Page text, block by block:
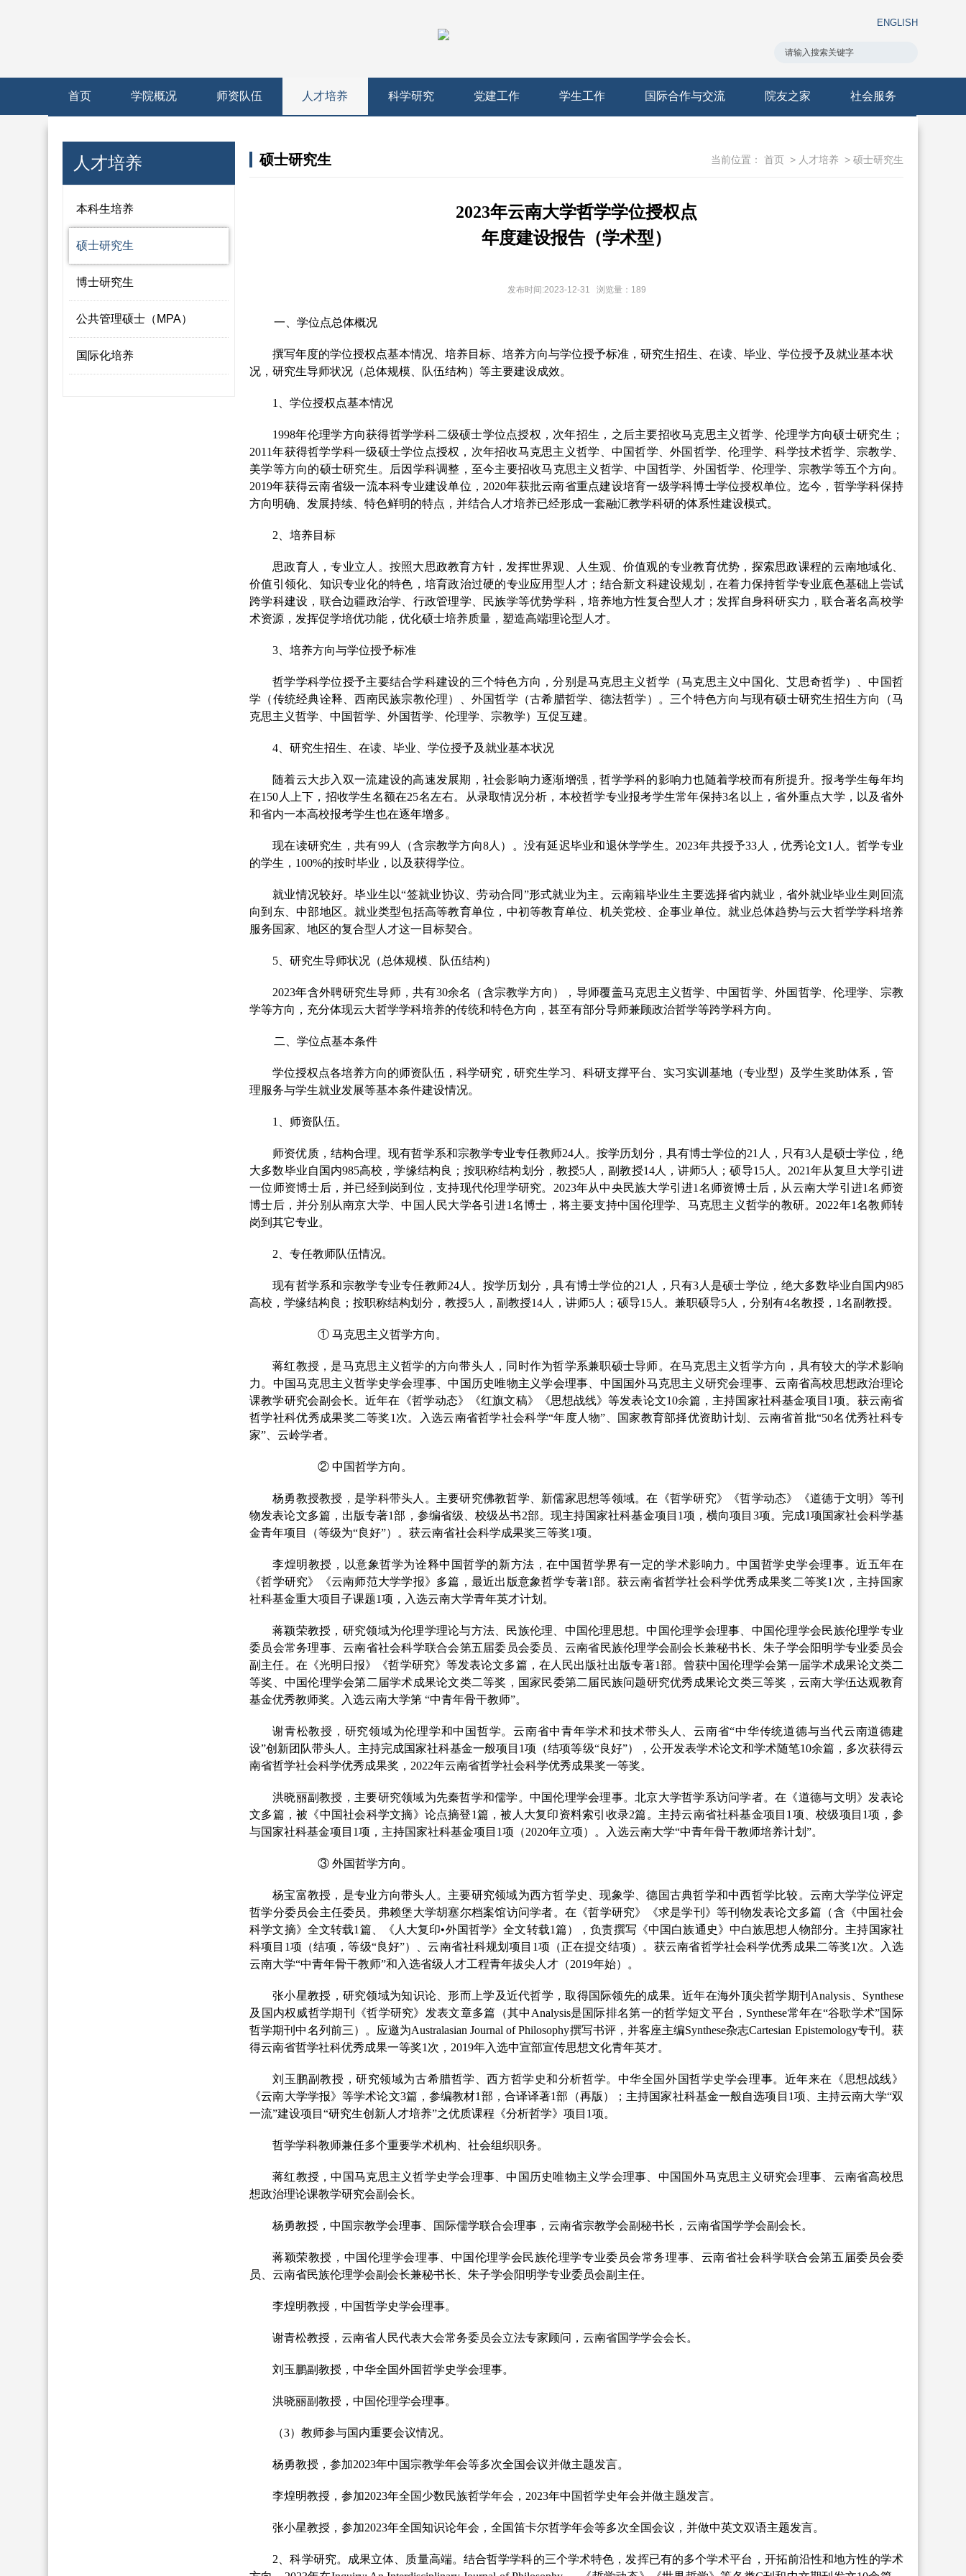
ENGLISH
首页 学院概况 师资队伍 人才培养 科学研究 党建工作 学生工作 国际合作与交流 院友之家 社会服务
人才培养
本科生培养
硕士研究生
博士研究生
公共管理硕士（MPA）
国际化培养
当前位置： 首页> 人才培养 > 硕士研究生
硕士研究生
2023年云南大学哲学学位授权点
年度建设报告（学术型）
发布时间:2023-12-31 浏览量： 189
一、学位点总体概况
撰写年度的学位授权点基本情况 、培养目标、培养方向与学位授予标准，研究生招生、在读、毕业、学位授予及就业基本状
况 ，研究生导师状况（总体规模、队伍结构）等主要建设成效。
1、学位授权点基本情况
1998年伦理学方向获得哲学学科二级硕士学位点授权，次年招生，之后主要招收马克思主义哲学、伦理学方向硕士研究生；
2011年获得哲学学科一级硕士学位点授权，次年招收马克思主义哲学、中国哲学、外国哲学、伦理学、科学技术哲学、宗教学、
美学等方向的硕士研究生。后因学科调整，至今主要招收马克思主义哲学、中国哲学、外国哲学、伦理学、宗教学等五个方向。
2019年获得云南省级一流本科专业建设单位， 2020年获批云南省重点建设培育一级学科博士学位授权单位。迄今，哲学学科保持
方向明确、发展持续、特色鲜明的特点，并结合人才培养已经形成一套融汇教学科研的体系性建设模式。
2、培养目标
思政育人，专业立人。按照大思政教育方针，发挥世界观、人生观、价值观的专业教育优势，探索思政课程的云南地域化、
价值引领化、知识专业化的特色，培育政治过硬的专业应用型人才；结合新文科建设规划，在着力保持哲学专业底色基础上尝试
跨学科建设，联合边疆政治学、行政管理学、民族学等优势学科，培养地方性复合型人才；发挥自身科研实力，联合著名高校学
术资源，发挥促学培优功能，优化硕士培养质量，塑造高端理论型人才。
3、培养方向与学位授予标准
哲学学科学位授予主要结合学科建设的三个特色方向，分别是马克思主义哲学（马克思主义中国化、艾思奇哲学）、中国哲
学（传统经典诠释、西南民族宗教伦理）、外国哲学（古希腊哲学、德法哲学）。三个特色方向与现有硕士研究生招生方向（马
克思主义哲学、中国哲学、外国哲学、伦理学、宗教学）互促互建。
4 、研究生招生、在读、毕业、学位授予及就业基本状况
随着云大步入双一流建设的高速发展期，社会影响力逐渐增强，哲学学科的影响力也随着学校而有所提升。报考学生每年均
在1 50 人上下，招收学生名额在25名左右。从录取情况分析，本校哲学专业报考学生常年保持3名以上，省外重点大学，以及省外
和省内一本高校报考学生也在逐年增多。
现在读研究生，共有99人（含宗教学方向8人）。没有延迟毕业和退休学学生。2023年共授予33 人，优秀论文1人。哲学专业
的学生， 100%的按时毕业，以及获得学位。
就业情况较好。毕业生以“签就业协议、劳动合同”形式就业为主。云南籍毕业生主要选择省内就业，省外就业毕业生则回流
向到东、中部地区。就业类型包括高等教育单位，中初等教育单位、机关党校、企事业单位。就业总体趋势与云大哲学学科培养
服务国家、地区的复合型人才这一目标契合。
5、研究生导师状况（总体规模、队伍结构）
2023年含外聘研究生导师，共有30余名（含宗教学方向），导师覆盖马克思主义哲学、中国哲学、外国哲学、伦理学、宗教
学等方向，充分体现云大哲学学科培养的传统和特色方向，甚至有部分导师兼顾政治哲学等跨学科方向。
二、学位点基本条件
学位授权点各培养方向的师资队伍，科学研究，研究生学习
、科研支撑平台、实习实训基地（专业型）及学生奖助体系，管
理服务与学生就业发展等基本条件建设情况。
1、师资队伍。
师资优质，结构合理。现有哲学系和宗教学专业专任教师24人。按学历划分，具有博士学位的21人，只有3人是硕士学位，绝
大多数毕业自国内985高校，学缘结构良；按职称结构划分，教授5人，副教授14人，讲师5人；硕导1 5人。 2021年从复旦大学引进
一位师资博士后，并已经到岗到位，支持现代伦理学研究。 2023年从中央民族大学引进1名师资博士后，从云南大学引进1名师资
博士后，并分别从南京大学、中国人民大学各引进1名博士，将主要支持中国伦理学、马克思主义哲学的教研。2022年1名教师转
岗到其它专业。
2、专任教师队伍情况。
现有哲学系和宗教学专业专任教师24人。按学历划分，具有博士学位的21人，只有3人是硕士学位，绝大多数毕业自国内985
高校，学缘结构良；按职称结构划分，教授5人，副教授14人，讲师5人；硕导1 5人。兼职硕导5人，分别有4名教授， 1名副教授。
①马克思主义哲学方向。
蒋红教授，是马克思主义哲学的方向带头人，同时作为哲学系兼职硕士导师。在马克思主义哲学方向，具有较大的学术影响
力。中国马克思主义哲学史学会理事、中国历史唯物主义学会理事、中国国外马克思主义研究会理事、云南省高校思想政治理论
课教学研究会副会长。近年在《哲学动态》《红旗文稿》《思想战线》等发表论文10余篇，主持国家社科基金项目1项。获云南省
哲学社科优秀成果奖二等奖1次。入选云南省哲学社会科学“年度人物”、国家教育部择优资助计划、云南省首批“50名优秀社科专
家”、云岭学者。
②中国哲学方向。
杨勇教授教授 ，是学科带头人。主要研究佛教哲学、新儒家思想等领域。在《哲学研究》《哲学动态》《道德于文明》等刊
物发表论文多篇，出版专著1部，参编省级、校级丛书2部。现主持国家社科基金项目1项，横向项目3项。完成1项国家社会科学基
金青年项目（等级为“良好”）。获云南省社会科学成果奖三等奖1项。
李煌明教授，以意象哲学为诠释中国哲学的新方法，在中国哲学界有一定的学术影响力。中国哲学史学会理事。近五年在
《哲学研究》《云南师范大学学报》多篇，最近出版意象哲学专著1部。获云南省哲学社会科学优秀成果奖二等奖1次，主持国家
社科基金重大项目子课题1项，入选云南大学青年英才计划。
蒋颖荣教授，研究领域为伦理学理论与方法、民族伦理、中国伦理思想。中国伦理学会理事、中国伦理学会民族伦理学专业
委员会常务理事、云南省社会科学联合会第五届委员会委员、云南省民族伦理学会副会长兼秘书长、朱子学会阳明学专业委员会
副主任。在《光明日报》《哲学研究》等发表论文多篇，在人民出版社出版专著1部。曾获中国伦理学会第一届学术成果论文类二
等奖、中国伦理学会第二届学术成果论文类二等奖，国家民委第二届民族问题研究优秀成果论文类三等奖，云南大学伍达观教育
基金优秀教师奖。入选云南大学第 “中青年骨干教师”。
谢青松教授，研究领域为伦理学和中国哲学。云南省中青年学术和技术带头人、云南省“中华传统道德与当代云南道德建
设”创新团队带头人。主持完成国家社科基金一般项目1项（结项等级“良好”），公开发表学术论文和学术随笔10余篇，多次获得云
南省哲学社会科学优秀成果奖， 2022年云南省哲学社会科学优秀成果奖一等奖。
洪晓丽副教授，主要研究领域为先秦哲学和儒学。中国伦理学会理事。北京大学哲学系访问学者。在《道德与文明》发表论
文多篇，被《中国社会科学文摘》论点摘登1篇，被人大复印资料索引收录2篇。主持云南省社科基金项目1项、校级项目1项，参
与国家社科基金项目1项，主持国家社科基金项目1项（2020年立项）。入选云南大学“中青年骨干教师培养计划”。
③外国哲学方向。
杨宝富教授，是专业方向带头人。主要研究领域为西方哲学史、现象学、德国古典哲学和中西哲学比较。云南大学学位评定
哲学分委员会主任委员。弗赖堡大学胡塞尔档案馆访问学者。在《哲学研究》《求是学刊》等刊物发表论文多篇（含《中国社会
科学文摘》全文转载1篇、《人大复印•外国哲学》全文转载1篇），负责撰写《中国白族通史》中白族思想人物部分。主持国家社
科项目1项（结项，等级“良好”）、云南省社科规划项目1项（正在提交结项）。获云南省哲学社会科学优秀成果二等奖1次。入选
云南大学“中青年骨干教师”和入选省级人才工程青年拔尖人才（2019年始）。
张小星教授，研究领域为知识论、形而上学及近代哲学，取得国际领先的成果。近年在海外顶尖哲学期刊 Analysis、Synthese
及国内权威哲学期刊《哲学研究》发表文章多篇（其中Analysis是国际排名第一的哲学短文平台，Synthese常年在“谷歌学术”国际
哲学期刊中名列前三）。应邀为Australasian Journal of Philosophy撰写书评，并客座主编Synthese杂志Cartesian Epistemology专刊。获
得云南省哲学社科优秀成果一等奖1次，2019年入选中宣部宣传思想文化青年英才。
刘玉鹏副教授，研究领域为古希腊哲学、西方哲学史和分析哲学。中华全国外国哲学史学会理事。近年来在《思想战线》
《云南大学学报》等学术论文3篇，参编教材1 部，合译译著1部（再版）；主持国家社科基金一般自选项目1项、主持云南大学“双
一流”建设项目“研究生创新人才培养”之优质课程《分析哲学》项目1项。
哲学学科教师兼任多个重要学术机构、社会组织职务。
蒋红教授，中国马克思主义哲学史学会理事、中国历史唯物主义学会理事、中国国外马克思主义研究会理事、云南省高校思
想政治理论课教学研究会副会长。
杨勇教授，中国宗教学会理事、国际儒学联合会理事，云南省宗教学会副秘书长，云南省国学学会副会长。
蒋颖荣教授，中国伦理学会理事、中国伦理学会民族伦理学专业委员会常务理事、云南省社会科学联合会第五届委员会委
员、云南省民族伦理学会副会长兼秘书长、朱子学会阳明学专业委员会副主任。
李煌明教授，中国哲学史学会理事。
谢青松教授，云南省人民代表大会常务委员会立法专家顾问，云南省国学学会会长。
刘玉鹏副教授，中华全国外国哲学史学会理事。
洪晓丽副教授，中国伦理学会理事。
（3）教师参与国内重要会议情况。
杨勇教授，参加2023年中国宗教学年会等多次全国会议并做主题发言。
李煌明教授，参加2023年全国少数民族哲学年会，2023年中国哲学史年会并做主题发言。
张小星教授，参加2023年全国知识论年会，全国笛卡尔哲学年会等多次全国会议，并做中英文双语主题发言。
2、科学研究。成果立体、质量高端。结合哲学学科的三个学术特色，发挥已有的多个学术平台，开拓前沿性和地方性的学术